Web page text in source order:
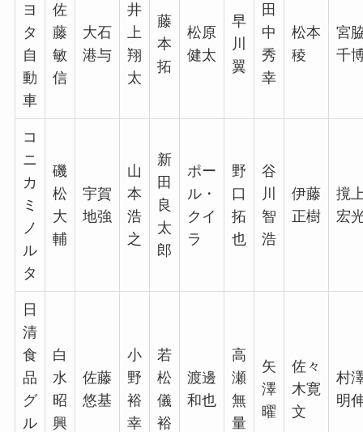
ヨ
タ
自
動
車
佐
藤
敏
信
大石
港与
井
上
翔
太
藤
本
拓
松原
健太
早
川
翼
田
中
秀
幸
松本
稜
宮
千
コ
ニ
カ
ミ
ノ
ル
タ
磯
松
大
輔
宇賀
地強
山
本
浩
之
新
田
良
太
郎
ポー
ル・
クイ
ラ
野
口
拓
也
谷
川
智
浩
伊藤
正樹
撹
宏
日
清
食
品
グ
ル
白
水
昭
興
佐藤
悠基
小
野
裕
幸
若
松
儀
裕
渡邊
和也
高
瀬
無
量
矢
澤
曜
佐々
木寛
文
村
明